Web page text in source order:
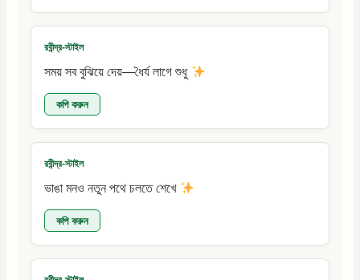
রবীন্দ্র-স্টাইল
সময় সব বুঝিয়ে দেয়—ধৈর্য লাগে শুধু
কপি করুন
রবীন্দ্র-স্টাইল
ভাঙা মনও নতুন পথে চলতে শেখে
কপি করুন